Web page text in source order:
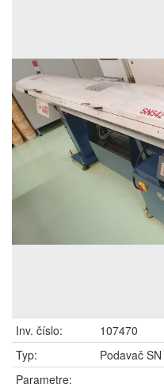
Inv. číslo:
107470
Typ:
Podavač
Parametre: